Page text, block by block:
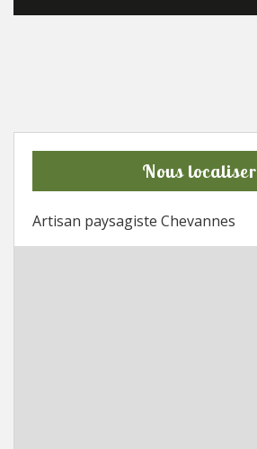
Nous localiser
Artisan paysagiste Chevannes